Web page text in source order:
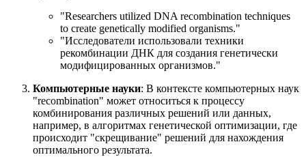
"Researchers utilized DNA recombination techniques
to create genetically modified organisms."
"Исследователи использовали техники
рекомбинации ДНК для создания генетически
модифицированных организмов."
Компьютерные науки: В контексте компьютерных наук
"recombination" может относиться к процессу
комбинирования различных решений или данных,
например, в алгоритмах генетической оптимизации, где
происходит "скрещивание" решений для нахождения
оптимального результата.